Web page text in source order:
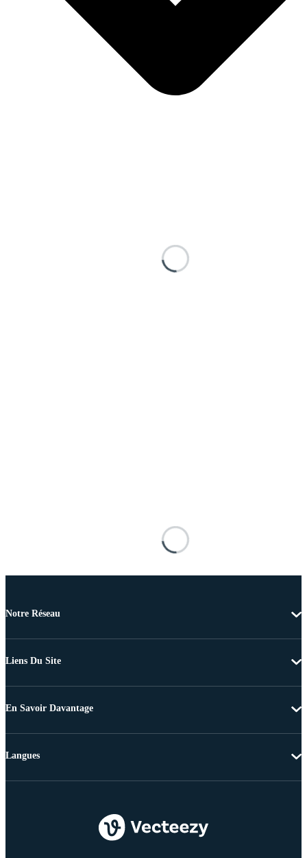
Notre Réseau
Liens Du Site
En Savoir Davantage
Langues